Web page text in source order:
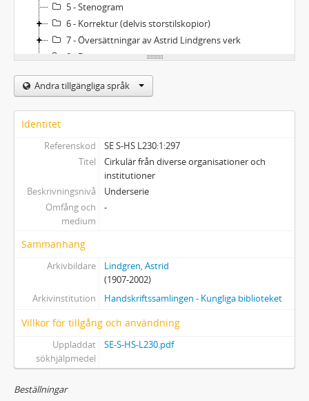
5 - Stenogram
6 - Korrektur (delvis storstilskopior)
7 - Översättningar av Astrid Lindgrens verk
8 - Biographica
9 - Teaterprogram. Konsertprogram. Utställningsprogram
10 - Otryckta uppsatser om A. Lindgren (universitets- och högskoleuppsatser)
13 - Ljud- och videoinspelningar
14 - Fotografier
15 - Bildkonst: teckningar, tryck m.m.
16 - Affischer
17 - Pressklipp
18 - Tryck
21 - Dossiéer (alfabetiskt uppställda)
Andra tillgängliga språk
Identitet
Referenskod
SE S-HS L230:1:297
Titel
Cirkulär från diverse organisationer och
institutioner
Beskrivningsnivå
Underserie
Omfång och
medium
-
Sammanhang
Arkivbildare
Lindgren, Astrid
(1907-2002)
Arkivinstitution
Handskriftssamlingen - Kungliga biblioteket
Villkor för tillgång och användning
Uppladdat
sökhjälpmedel
SE-S-HS-L230.pdf
Beställningar